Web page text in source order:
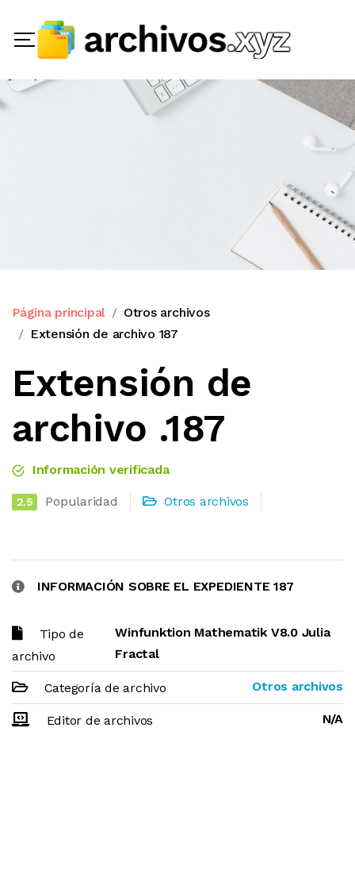
Página principal
Otros archivos
Extensión de archivo 187
Extensión de
archivo .187
Información verificada
2.5 Popularidad Otros archivos
INFORMACIÓN SOBRE EL EXPEDIENTE 187
Tipo de
archivo
Winfunktion Mathematik V8.0 Julia
Fractal
Categoría de archivo Otros archivos
Editor de archivos N/A